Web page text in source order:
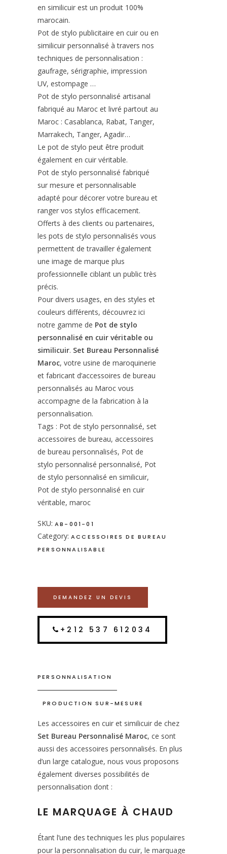
en similicuir est un produit 100%
marocain.
Pot de stylo publicitaire en cuir ou en
similicuir personnalisé à travers nos
techniques de personnalisation :
gaufrage, sérigraphie, impression
UV, estompage …
Pot de stylo personnalisé artisanal
fabriqué au Maroc et livré partout au
Maroc : Casablanca, Rabat, Tanger,
Marrakech, Tanger, Agadir…
Le pot de stylo peut être produit
également en cuir véritable.
Pot de stylo personnalisé fabriqué
sur mesure et personnalisable
adapté pour décorer votre bureau et
ranger vos stylos efficacement.
Offerts à des clients ou partenaires,
les pots de stylo personnalisés vous
permettent de travailler également
une image de marque plus
professionnelle ciblant un public très
précis.
Pour divers usages, en des styles et
couleurs différents, découvrez ici
notre gamme de Pot de stylo
personnalisé en cuir véritable ou
similicuir. Set Bureau Personnalisé
Maroc, votre usine de maroquinerie
et fabricant d’accessoires de bureau
personnalisés au Maroc vous
accompagne de la fabrication à la
personnalisation.
Tags : Pot de stylo personnalisé, set
accessoires de bureau, accessoires
de bureau personnalisés, Pot de
stylo personnalisé personnalisé, Pot
de stylo personnalisé en similicuir,
Pot de stylo personnalisé en cuir
véritable, maroc
SKU: AB-001-01
Category: ACCESSOIRES DE BUREAU
PERSONNALISABLE
DEMANDEZ UN DEVIS
+212 537 612034
PERSONNALISATION
PRODUCTION SUR-MESURE
Les accessoires en cuir et similicuir de chez
Set Bureau Personnalisé Maroc, ce sont
aussi des accessoires personnalisés. En plus
d’un large catalogue, nous vous proposons
également diverses possibilités de
personnalisation dont :
LE MARQUAGE À CHAUD
Étant l’une des techniques les plus populaires
pour la personnalisation du cuir, le marquage